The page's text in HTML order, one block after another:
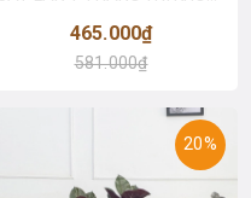
465.000₫
581.000₫
20%